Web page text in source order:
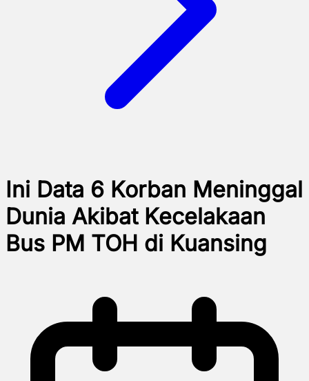
Ini Data 6 Korban Meninggal
Dunia Akibat Kecelakaan
Bus PM TOH di Kuansing